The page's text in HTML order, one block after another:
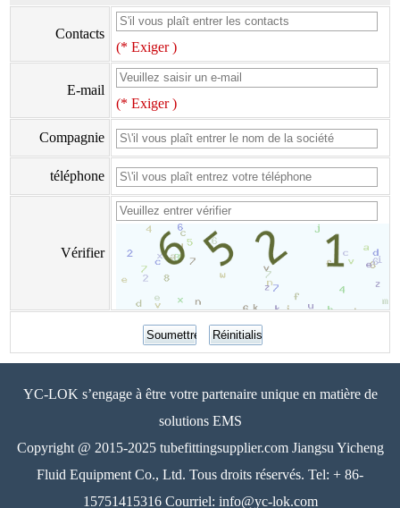
Contacts
(* Exiger )
E-mail
(* Exiger )
Compagnie
téléphone
Vérifier
YC-LOK s’engage à être votre partenaire unique en matière de
solutions EMS
Copyright @ 2015-2025 tubefittingsupplier.com Jiangsu Yicheng
Fluid Equipment Co., Ltd. Tous droits réservés. Tel: + 86-
15751415316 Courriel: info@yc-lok.com